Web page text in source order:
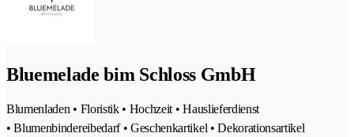
Bluemelade bim Schloss GmbH
Blumenladen • Floristik • Hochzeit • Hauslieferdienst
• Blumenbindereibedarf • Geschenkartikel • Dekorationsartikel